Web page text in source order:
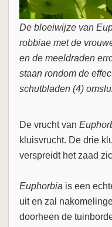
De bloeiwijze van
robbiae met de
en de meeldraden
staan rondom de
schutbladen (4)
De vrucht van
kluisvrucht. De drie
verspreidt het zaad
Euphorbia is een
uit en zal
doorheen de